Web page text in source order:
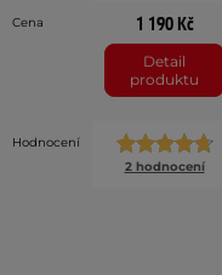
Cena 1 190 Kč
Detail
produktu
Hodnocení
2 hodnocení